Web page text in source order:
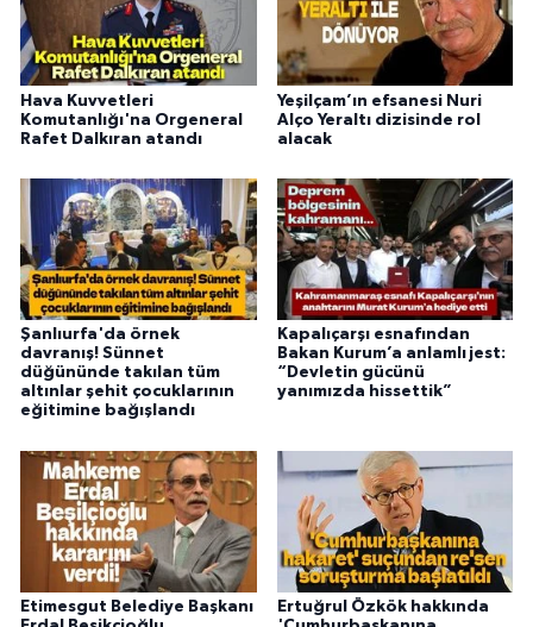
Hava Kuvvetleri
Komutanlığı'na Orgeneral
Rafet Dalkıran atandı
Yeşilçam’ın efsanesi Nuri
Alço Yeraltı dizisinde rol
alacak
Şanlıurfa'da örnek
davranış! Sünnet
düğününde takılan tüm
altınlar şehit çocuklarının
eğitimine bağışlandı
Kapalıçarşı esnafından
Bakan Kurum’a anlamlı jest:
“Devletin gücünü
yanımızda hissettik”
Etimesgut Belediye Başkanı
Ertuğrul Özkök hakkında